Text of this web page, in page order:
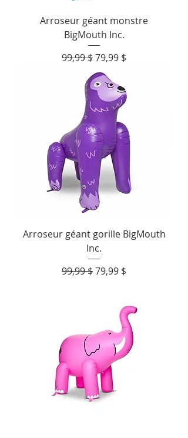
Arroseur géant monstre
BigMouth Inc.
Prix original
99,99 $Prix promotionnel
79,99 $
Arroseur géant gorille BigMouth
Inc.
Prix original
99,99 $Prix promotionnel
79,99 $